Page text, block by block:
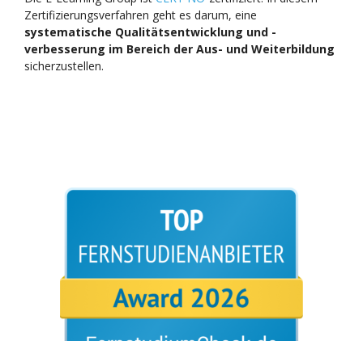
Zertifizierungsverfahren geht es darum, eine
systematische Qualitätsentwicklung und -
verbesserung im Bereich der Aus- und Weiterbildung
sicherzustellen.